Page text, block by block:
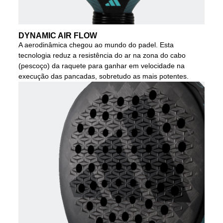
DYNAMIC AIR FLOW
A aerodinâmica chegou ao mundo do padel. Esta
tecnologia reduz a resistência do ar na zona do cabo
(pescoço) da raquete para ganhar em velocidade na
execução das pancadas, sobretudo as mais potentes.